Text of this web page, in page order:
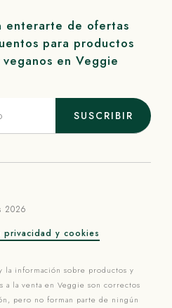
enterarte de ofertas
para productos
en Veggie
SUSCRIBIR
2026
privacidad y cookies
la información sobre productos y
a la venta en Veggie son correctos
pero no forman parte de ningún